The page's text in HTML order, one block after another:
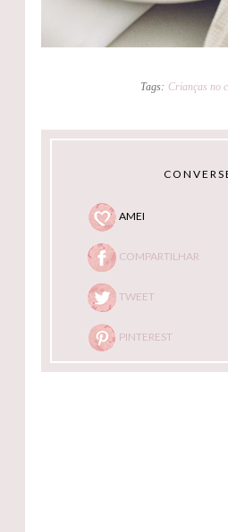
Tags: Crianças no
AMEI
COMPARTILHAR
TWEET
PINTEREST